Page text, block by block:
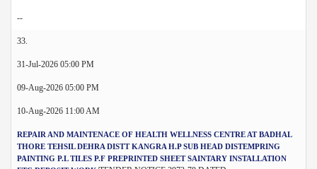
--
33.
31-Jul-2026 05:00 PM
09-Aug-2026 05:00 PM
10-Aug-2026 11:00 AM
REPAIR AND MAINTENACE OF HEALTH WELLNESS CENTRE AT BADHAL
THORE TEHSIL DEHRA DISTT KANGRA H.P SUB HEAD DISTEMPRING
PAINTING P.L TILES P.F PREPRINTED SHEET SAINTARY INSTALLATION